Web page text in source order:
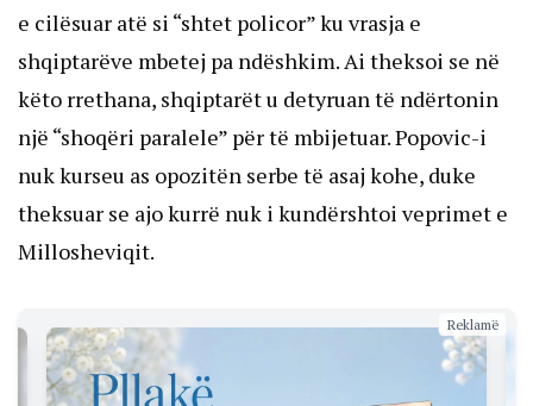
e cilësuar atë si “shtet policor” ku vrasja e
shqiptarëve mbetej pa ndëshkim. Ai theksoi se në
këto rrethana, shqiptarët u detyruan të ndërtonin
një “shoqëri paralele” për të mbijetuar. Popovic-i
nuk kurseu as opozitën serbe të asaj kohe, duke
theksuar se ajo kurrë nuk i kundërshtoi veprimet e
Millosheviqit.
Reklamë